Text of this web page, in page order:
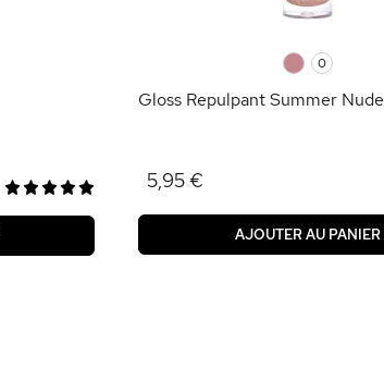
0
Gloss Repulpant Summer Nude
5,95 €
AJOUTER AU PANIER